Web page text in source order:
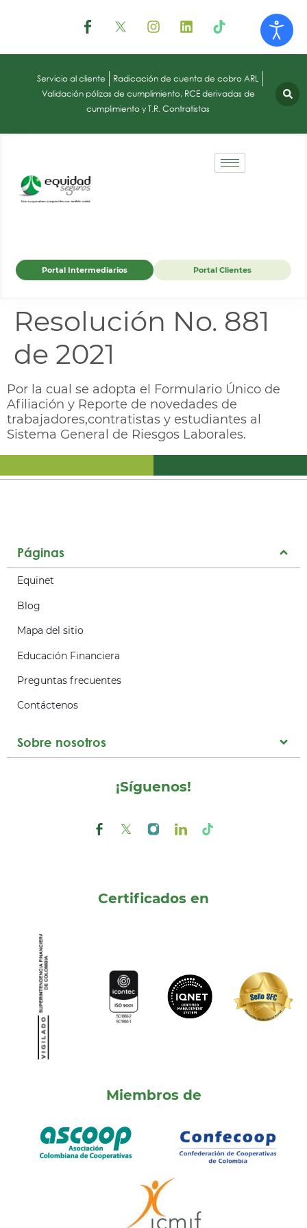
Servicio al cliente
Radicación de cuenta de cobro ARL
Validación pólizas de cumplimiento, RCE derivadas de
cumplimiento y T.R. Contratistas
Portal Intermediarios Portal Clientes
Resolución No. 881
de 2021
Por la cual se adopta el Formulario Único de
Afiliación y Reporte de novedades de
trabajadores,contratistas y estudiantes al
Sistema General de Riesgos Laborales.
Páginas
Equinet
Blog
Mapa del sitio
Educación Financiera
Preguntas frecuentes
Contáctenos
Sobre nosotros
¡Síguenos!
Certificados en
Miembros de